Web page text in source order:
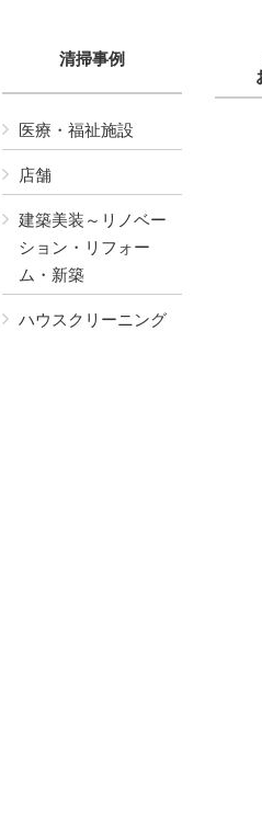
清掃事例
医療・福祉施設
店舗
建築美装～リノベー
ション・リフォー
ム・新築
ハウスクリーニング